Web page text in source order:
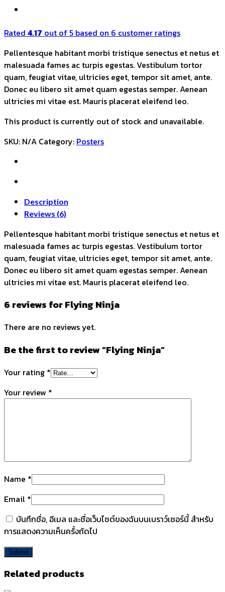
Rated 4.17 out of 5 based on 6 customer ratings
Pellentesque habitant morbi tristique senectus et netus et
malesuada fames ac turpis egestas. Vestibulum tortor
quam, feugiat vitae, ultricies eget, tempor sit amet, ante.
Donec eu libero sit amet quam egestas semper. Aenean
ultricies mi vitae est. Mauris placerat eleifend leo.
This product is currently out of stock and unavailable.
SKU: N/A Category: Posters
Description
Reviews (6)
Pellentesque habitant morbi tristique senectus et netus et
malesuada fames ac turpis egestas. Vestibulum tortor
quam, feugiat vitae, ultricies eget, tempor sit amet, ante.
Donec eu libero sit amet quam egestas semper. Aenean
ultricies mi vitae est. Mauris placerat eleifend leo.
6 reviews forFlying Ninja
There are no reviews yet.
Be the first to review “Flying Ninja”
Your rating *
Your review *
Name *
Email *
บันทึกชื่อ, อีเมล และชื่อเว็บไซต์ของฉันบนเบราว์เซอร์นี้ สำหรับ
การแสดงความเห็นครั้งถัดไป
Related products